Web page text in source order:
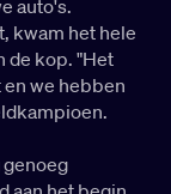
auto's.
kwam het hele
de kop. "Het
en we hebben
genoeg